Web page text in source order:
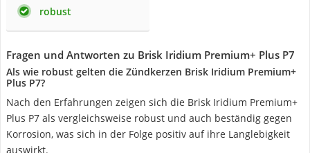
robust
Fragen und Antworten zu Brisk Iridium Premium+ Plus P7
Als wie robust gelten die Zündkerzen Brisk Iridium Premium+
Plus P7?
Nach den Erfahrungen zeigen sich die Brisk Iridium Premium+
Plus P7 als vergleichsweise robust und auch beständig gegen
Korrosion, was sich in der Folge positiv auf ihre Langlebigkeit
auswirkt.